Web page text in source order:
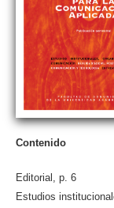
Contenido
Editorial, p. 6
Estudios